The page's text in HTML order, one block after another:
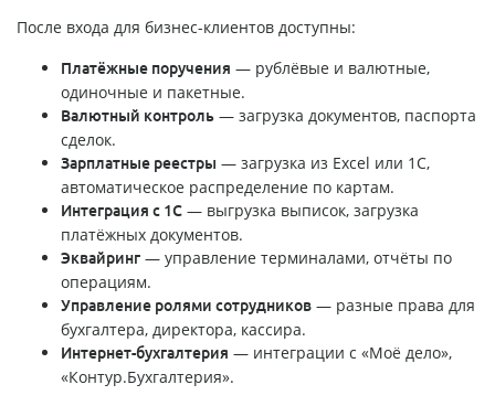
После входа для бизнес-клиентов доступны:
Платёжные поручения — рублёвые и валютные,
одиночные и пакетные.
Валютный контроль — загрузка документов, паспорта
сделок.
Зарплатные реестры — загрузка из Excel или 1С,
автоматическое распределение по картам.
Интеграция с 1С — выгрузка выписок, загрузка
платёжных документов.
Эквайринг — управление терминалами, отчёты по
операциям.
Управление ролями сотрудников — разные права для
бухгалтера, директора, кассира.
Интернет-бухгалтерия — интеграции с «Моё дело»,
«Контур.Бухгалтерия».